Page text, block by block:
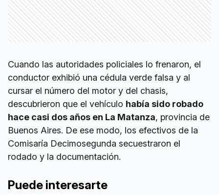
Cuando las autoridades policiales lo frenaron, el
conductor exhibió una cédula verde falsa y al
cursar el número del motor y del chasis,
descubrieron que el vehículo había sido robado
hace casi dos años en La Matanza, provincia de
Buenos Aires. De ese modo, los efectivos de la
Comisaría Decimosegunda secuestraron el
rodado y la documentación.
Puede interesarte